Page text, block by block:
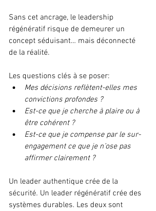
Sans cet ancrage, le leadership
régénératif risque de demeurer un
concept séduisant… mais déconnecté
de la réalité.
Les questions clés à se poser:
Mes décisions reflètent-elles mes
convictions profondes ?
Est-ce que je cherche à plaire ou à
être cohérent ?
Est-ce que je compense par le sur-
engagement ce que je n’ose pas
affirmer clairement ?
Un leader authentique crée de la
sécurité. Un leader régénératif crée des
systèmes durables. Les deux sont